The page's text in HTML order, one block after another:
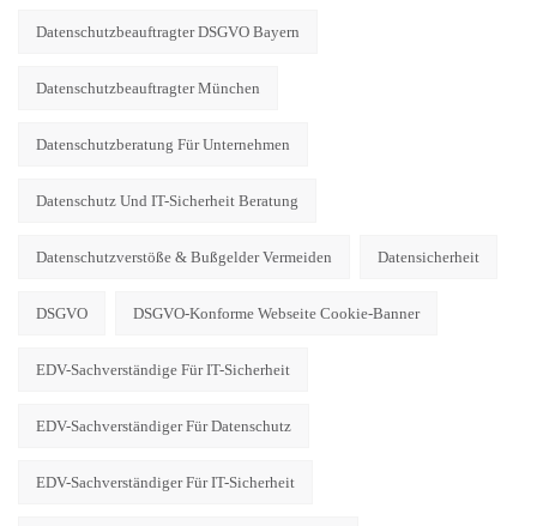
Datenschutzbeauftragter DSGVO Bayern
Datenschutzbeauftragter München
Datenschutzberatung Für Unternehmen
Datenschutz Und IT-Sicherheit Beratung
Datenschutzverstöße & Bußgelder Vermeiden Datensicherheit
DSGVO DSGVO-Konforme Webseite Cookie-Banner
EDV-Sachverständige Für IT-Sicherheit
EDV-Sachverständiger Für Datenschutz
EDV-Sachverständiger Für IT-Sicherheit